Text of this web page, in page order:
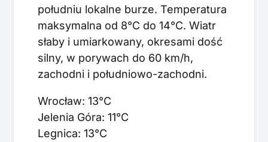
południu lokalne burze. Temperatura
maksymalna od 8°C do 14°C. Wiatr
słaby i umiarkowany, okresami dość
silny, w porywach do 60 km/h,
zachodni i południowo-zachodni.
Wrocław: 13°C
Jelenia Góra: 11°C
Legnica: 13°C